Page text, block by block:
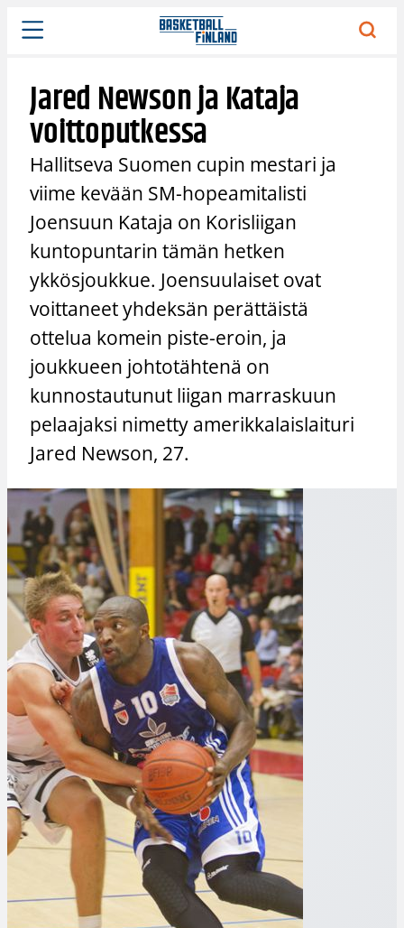
Siirry
sisältöön
Jared Newson ja Kataja
voittoputkessa
Hallitseva Suomen cupin mestari ja
viime kevään SM-hopeamitalisti
Joensuun Kataja on Korisliigan
kuntopuntarin tämän hetken
ykkösjoukkue. Joensuulaiset ovat
voittaneet yhdeksän perättäistä
ottelua komein piste-eroin, ja
joukkueen johtotähtenä on
kunnostautunut liigan marraskuun
pelaajaksi nimetty amerikkalaislaituri
Jared Newson, 27.